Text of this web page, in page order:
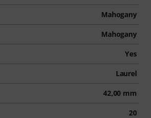
Mahogany
Mahogany
Yes
Laurel
42,00 mm
20